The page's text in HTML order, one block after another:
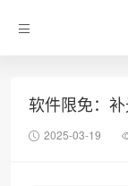
软件限免：
2025-03-19